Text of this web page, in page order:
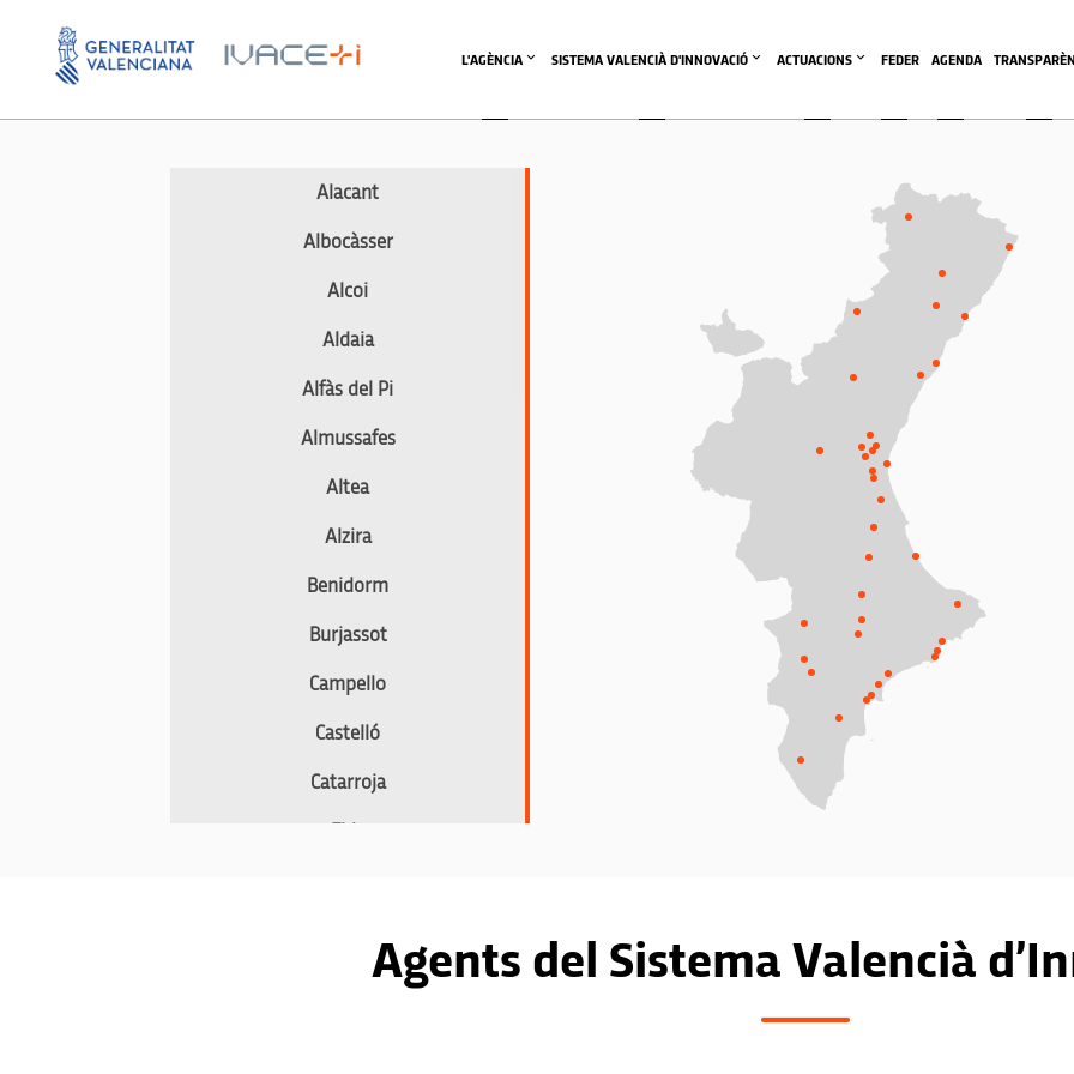
L'AGÈNCIA SISTEMA VALENCIÀ D'INNOVACIÓ ACTUACIONS FEDER AGENDA
Alacant
Albocàsser
Alcoi
Aldaia
Alfàs del Pi
Almussafes
Altea
Alzira
Benidorm
Burjassot
Campello
Castelló
Catarroja
Gata de GorgosAgents del Sistema Valencià